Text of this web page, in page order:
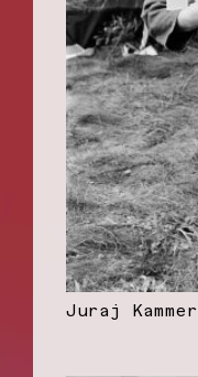
Juraj Kammer